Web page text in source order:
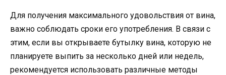
Для получения максимального удовольствия от вина,
важно соблюдать сроки его употребления. В связи с
этим, если вы открываете бутылку вина, которую не
планируете выпить за несколько дней или недель,
рекомендуется использовать различные методы